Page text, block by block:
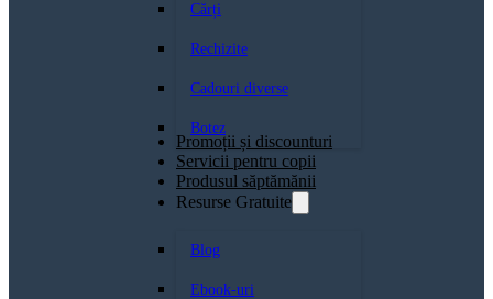
Cărți
Rechizite
Cadouri diverse
Botez
Promoții și discounturi
Servicii pentru copii
Produsul săptămănii
Resurse Gratuite
Blog
Ebook-uri